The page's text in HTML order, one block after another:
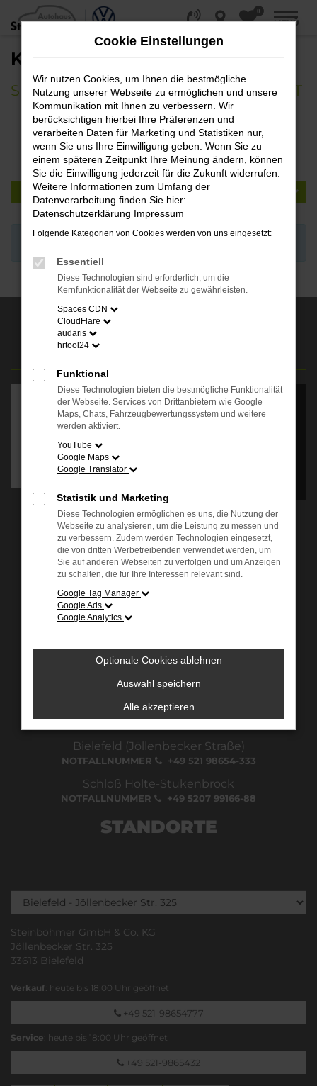
Zum
Hauptinhalt
0
MENÜ
KONTAKT & ÖFFNUNGSZEITEN
SCHREIBEN SIE UNS IHRE NACHRICHT
Wählen Sie Ihren
Standort:
BITTE STANDORT AUSWÄHLEN
AUSZEICHNUNGEN
von
apps.autohauskenner.de
zu laden. Dabei können
Bestätigen
ÖFFNUNGSZEITEN
Verkauf:
Sa.: 09.00 - 13.00 Uhr
24H NOTDIENSTNUMMER
Bielefeld (Jöllenbecker Straße)
NOTFALLNUMMER +49 521 98654-333
Schloß Holte-Stukenbrock
NOTFALLNUMMER +49 5207 99166-88
STANDORTE
Steinböhmer GmbH & Co. KG
Jöllenbecker Str. 325
33613 Bielefeld
Verkauf: heute bis 18:00 Uhr geöffnet
+49 521-98654777
Service: heute bis 18:00 Uhr geöffnet
+49 521-9865432
Cookie Einstellungen
Wir nutzen Cookies, um Ihnen die bestmögliche
Nutzung unserer Webseite zu ermöglichen und unsere
Kommunikation mit Ihnen zu verbessern. Wir
berücksichtigen hierbei Ihre Präferenzen und
verarbeiten Daten für Marketing und Statistiken nur,
wenn Sie uns Ihre Einwilligung geben. Wenn Sie zu
einem späteren Zeitpunkt Ihre Meinung ändern, können
Sie die Einwilligung jederzeit für die Zukunft widerrufen.
Weitere Informationen zum Umfang der
Datenverarbeitung finden Sie hier:
Datenschutzerklärung Impressum
Folgende Kategorien von Cookies werden von uns eingesetzt:
Essentiell
Diese Technologien sind erforderlich, um die
Kernfunktionalität der Webseite zu gewährleisten.
Spaces CDN
CloudFlare
audaris
hrtool24
Funktional
Diese Technologien bieten die bestmögliche Funktionalität
der Webseite. Services von Drittanbietern wie Google
Maps, Chats, Fahrzeugbewertungssystem und weitere
werden aktiviert.
YouTube
Google Maps
Google Translator
Statistik und Marketing
Diese Technologien ermöglichen es uns, die Nutzung der
Webseite zu analysieren, um die Leistung zu messen und
zu verbessern. Zudem werden Technologien eingesetzt,
die von dritten Werbetreibenden verwendet werden, um
Sie auf anderen Webseiten zu verfolgen und um Anzeigen
zu schalten, die für Ihre Interessen relevant sind.
Google Tag Manager
Google Ads
Google Analytics
Optionale Cookies ablehnen
Auswahl speichern
Alle akzeptieren